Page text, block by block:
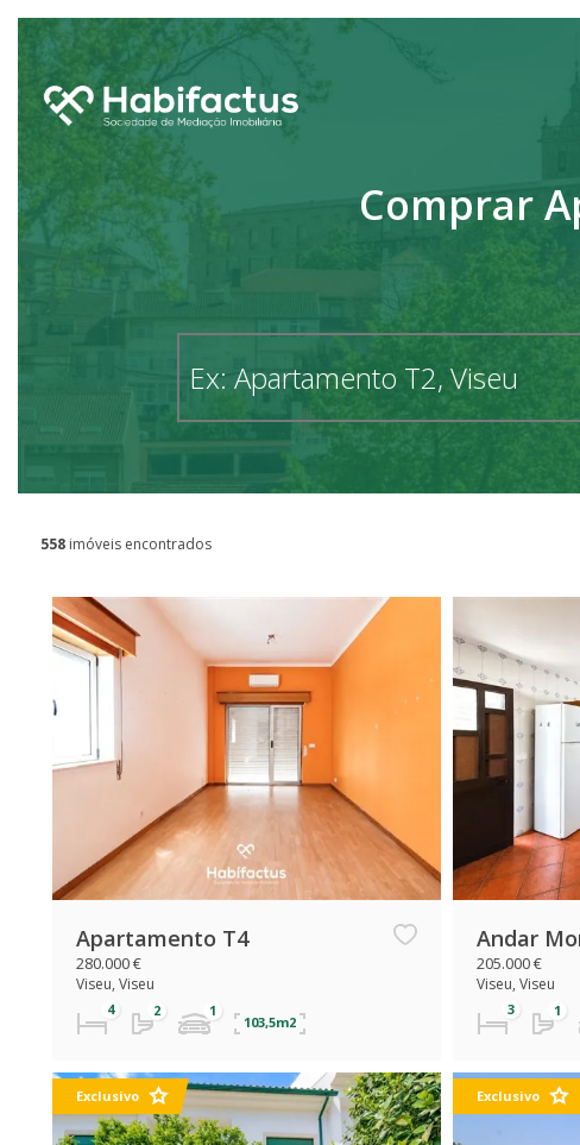
Comprar
558imóveis encontrados
Apartamento T4
280.000 €
Viseu, Viseu
103,5m2
Andar
205.000 €
Viseu, Viseu
Exclusivo Exclusivo